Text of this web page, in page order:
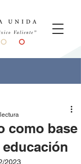
como base
2023